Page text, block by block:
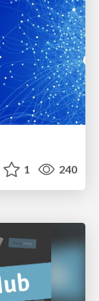
1 240